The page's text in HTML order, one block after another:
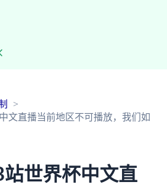
文直播当前地区不可播放，我们如
世界杯中文直